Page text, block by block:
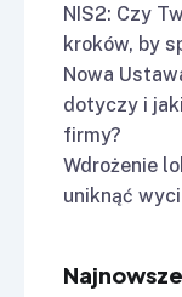
NIS2: Czy
kroków, by
Nowa
dotyczy i
firmy?
Wdrożenie
uniknąć